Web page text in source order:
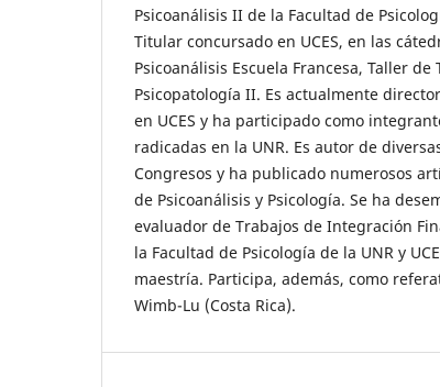
Psicoanálisis II de la Facultad de
Titular concursado en UCES, en las
Psicoanálisis Escuela Francesa, Taller
Psicopatología II. Es actualmente
en UCES y ha participado como
radicadas en la UNR. Es autor de
Congresos y ha publicado numerosos
de Psicoanálisis y Psicología. Se ha
evaluador de Trabajos de Integración
la Facultad de Psicología de la UNR y
maestría. Participa, además, como
Wimb-Lu (Costa Rica).